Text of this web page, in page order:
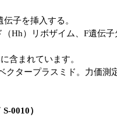
子を挿入する。
Hh）リボザイム、F遺伝
含まれています。
タープラスミド。力価測
0010）